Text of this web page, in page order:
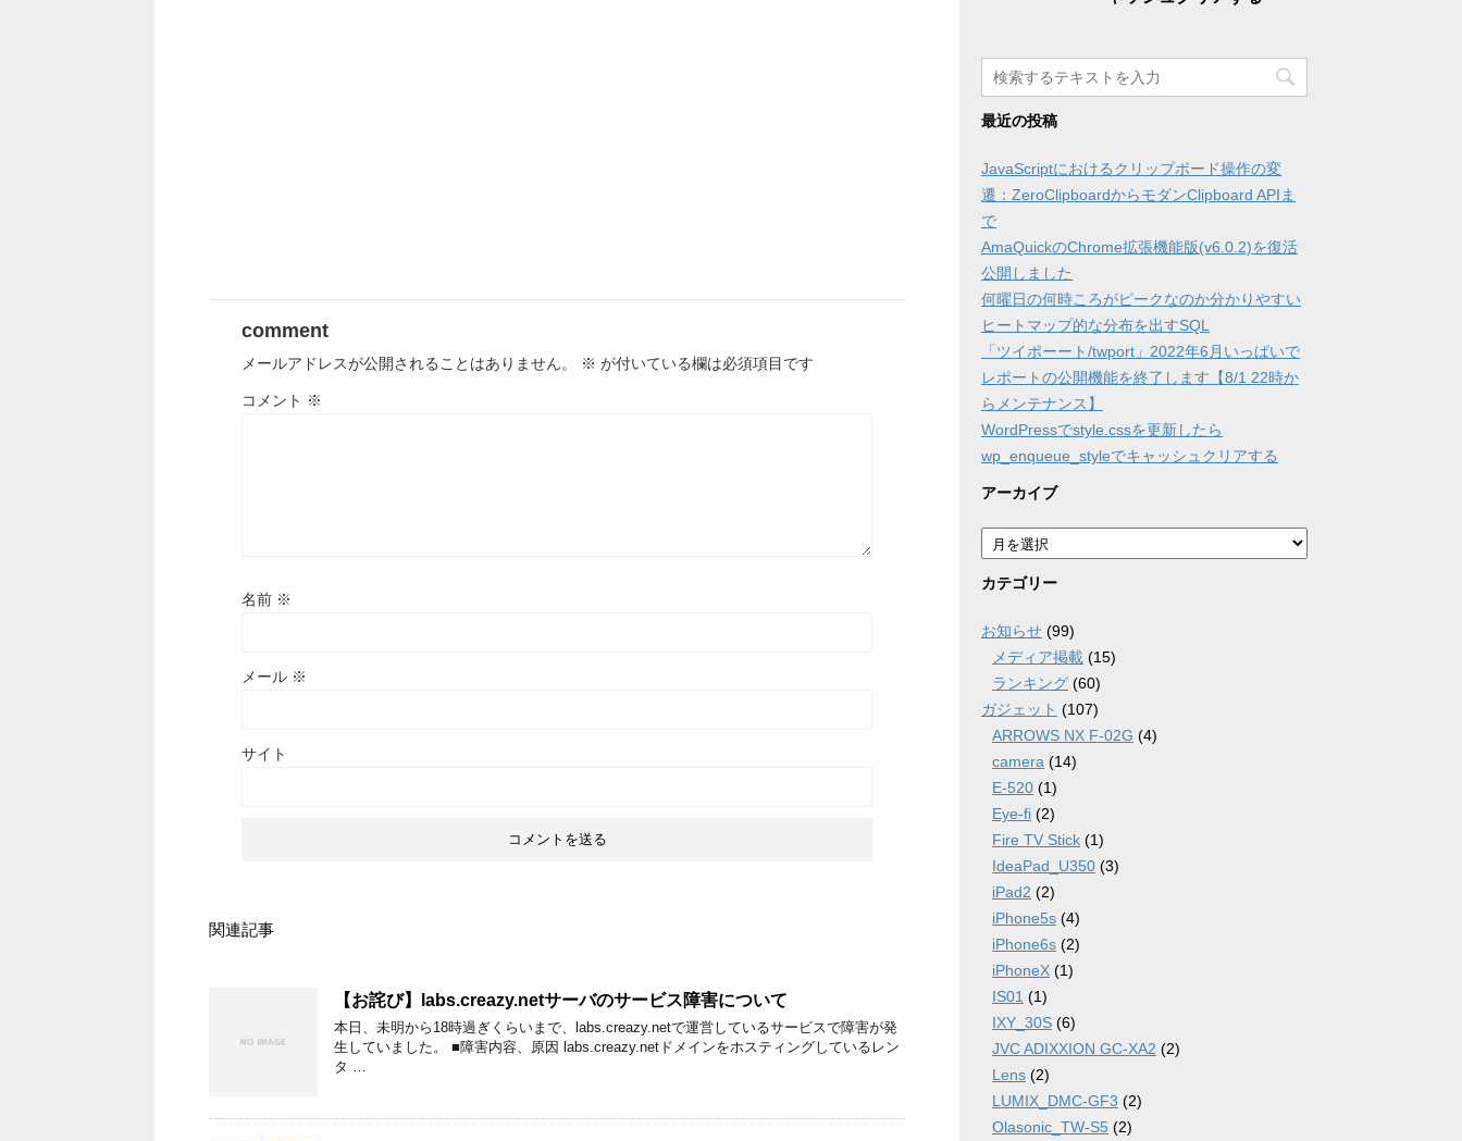
comment
メールアドレスが公開されることはありません。 ※ が付いている欄は必須項目です
コメント ※
名前 ※
メール ※
サイト
関連記事
【お詫び】labs.creazy.netサーバのサービス障害について
本日、未明から18時過ぎくらいまで、labs.creazy.netで運営しているサービスで障害が発
生していました。 ■障害内容、原因 labs.creazy.netドメインをホスティングしているレン
タ …
最近の投稿
JavaScriptにおけるクリップボード操作の変
遷：ZeroClipboardからモダンClipboard APIま
で
AmaQuickのChrome拡張機能版(v6.0.2)を復活
公開しました
何曜日の何時ころがピークなのか分かりやすい
ヒートマップ的な分布を出すSQL
「ツイポーート/twport」2022年6月いっぱいで
レポートの公開機能を終了します【8/1 22時か
らメンテナンス】
WordPressでstyle.cssを更新したら
wp_enqueue_styleでキャッシュクリアする
アーカイブ
ア
ー
カ
ブ
カテゴリー
お知らせ (99)
メディア掲載 (15)
ランキング (60)
ガジェット (107)
ARROWS NX F-02G (4)
camera (14)
E-520 (1)
Eye-fi (2)
Fire TV Stick (1)
IdeaPad_U350 (3)
iPad2 (2)
iPhone5s (4)
iPhone6s (2)
iPhoneX (1)
IS01 (1)
IXY_30S (6)
JVC ADIXXION GC-XA2 (2)
Lens (2)
LUMIX_DMC-GF3 (2)
Olasonic_TW-S5 (2)